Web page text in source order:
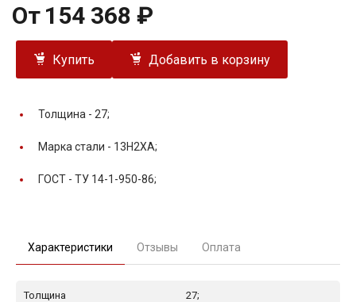
От 154 368 ₽
Купить Добавить в корзину
Толщина - 27;
Марка стали - 13Н2ХА;
ГОСТ - ТУ 14-1-950-86;
Характеристики Отзывы Оплата
Толщина 27;